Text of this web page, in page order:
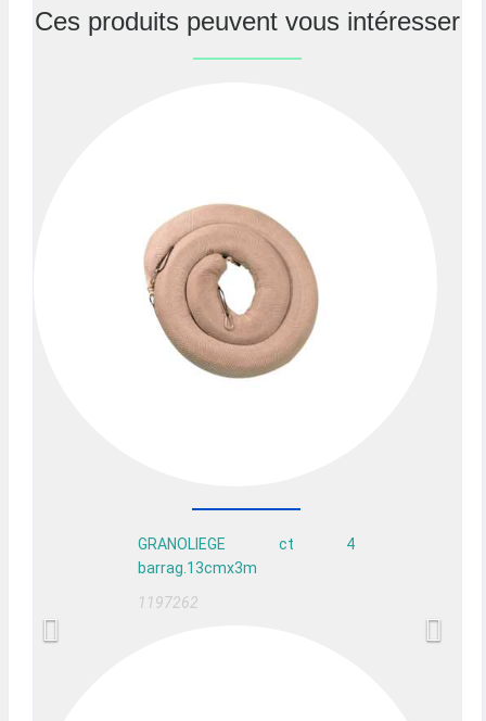
Ces produits peuvent vous intéresser
GRANOLIEGE ct 4
barrag.13cmx3m
1197262